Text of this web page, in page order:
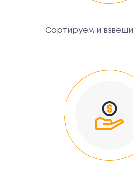
Сортируем и